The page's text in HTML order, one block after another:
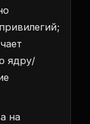
ядру/
на